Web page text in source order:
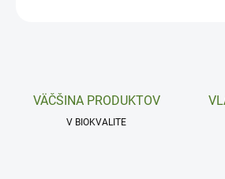
VÄČŠINA PRODUKTOV
V BIOKVALITE